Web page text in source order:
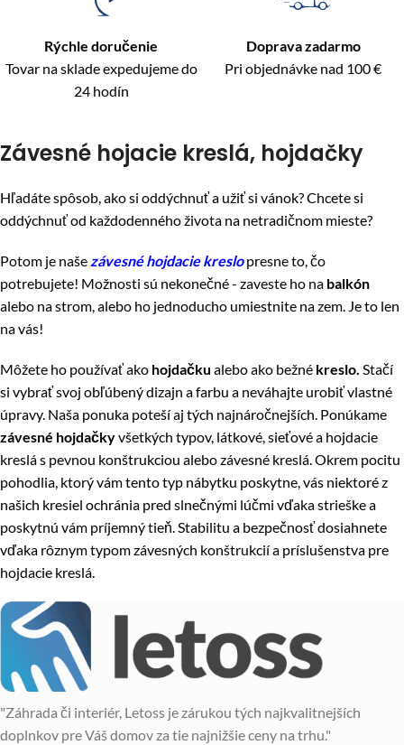
Rýchle doručenie
Tovar na sklade expedujeme do
24 hodín
Doprava zadarmo
Pri objednávke nad 100 €
Závesné hojacie kreslá, hojdačky
Hľadáte spôsob, ako si oddýchnuť a užiť si vánok? Chcete si
oddýchnuť od každodenného života na netradičnom mieste?
Potom je naše závesné hojdacie kreslopresne to, čo
potrebujete! Možnosti sú nekonečné - zaveste ho na balkón
alebo na strom, alebo ho jednoducho umiestnite na zem. Je to len
na vás!
Môžete ho používať ako hojdačku alebo ako bežné kreslo. Stačí
si vybrať svoj obľúbený dizajn a farbu a neváhajte urobiť vlastné
úpravy. Naša ponuka poteší aj tých najnáročnejších. Ponúkame
závesné hojdačkyvšetkých typov, látkové, sieťové a hojdacie
kreslá s pevnou konštrukciou alebo závesné kreslá. Okrem pocitu
pohodlia, ktorý vám tento typ nábytku poskytne, vás niektoré z
našich kresiel ochránia pred slnečnými lúčmi vďaka strieške a
poskytnú vám príjemný tieň. Stabilitu a bezpečnosť dosiahnete
vďaka rôznym typom závesných konštrukcií a príslušenstva pre
hojdacie kreslá.
"Záhrada či interiér, Letoss je zárukou tých najkvalitnejších
doplnkov pre Váš domov za tie najnižšie ceny na trhu."